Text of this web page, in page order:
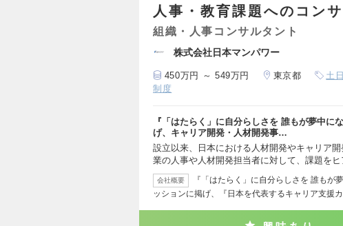
人事・教育課題へのコン
組織・人事コンサルタント
株式会社日本マンパワー
450万円 ～ 549万円 東京都 土
制度
『「はたらく」に自分らしさを 誰もが夢中に
げ、キャリア開発・人材開発事…
設立以来、日本における人材開発やキャリア
業の人事や人材開発担当者に対して、課題をヒ
会社概要
『「はたらく」に自分らしさを 誰もが
ッションに掲げ、『日本を代表するキャリア支援